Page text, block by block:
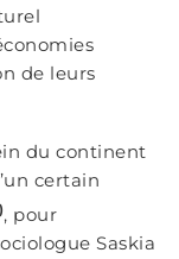
de leurs
du continent
certain
, pour
Saskia